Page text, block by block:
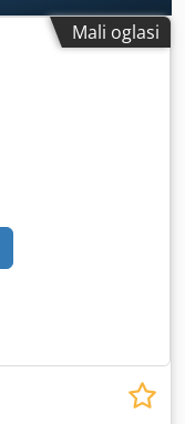
Mali oglasi